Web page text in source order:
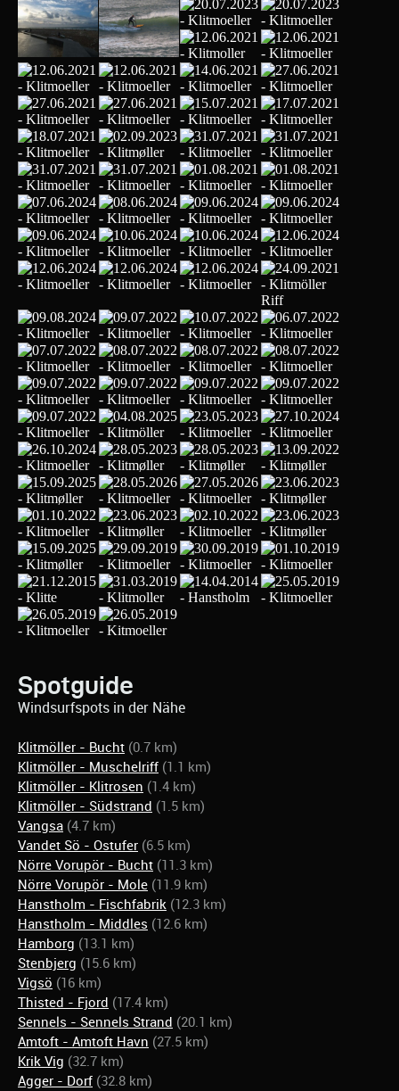
Spotguide
Windsurfspots in der Nähe
Klitmöller - Bucht (0.7 km)
Klitmöller - Muschelriff (1.1 km)
Klitmöller - Klitrosen (1.4 km)
Klitmöller - Südstrand (1.5 km)
Vangsa (4.7 km)
Vandet Sö - Ostufer (6.5 km)
Nörre Vorupör - Bucht (11.3 km)
Nörre Vorupör - Mole (11.9 km)
Hanstholm - Fischfabrik (12.3 km)
Hanstholm - Middles (12.6 km)
Hamborg (13.1 km)
Stenbjerg (15.6 km)
Vigsö (16 km)
Thisted - Fjord (17.4 km)
Sennels - Sennels Strand (20.1 km)
Amtoft - Amtoft Havn (27.5 km)
Krik Vig (32.7 km)
Agger - Dorf (32.8 km)